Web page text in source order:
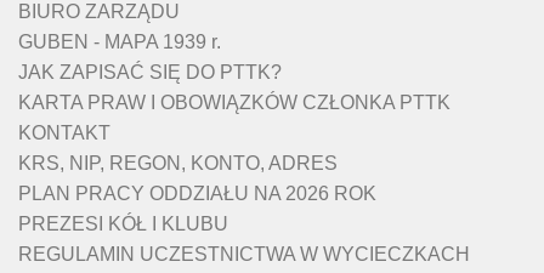
BIURO ZARZĄDU
GUBEN - MAPA 1939 r.
JAK ZAPISAĆ SIĘ DO PTTK?
KARTA PRAW I OBOWIĄZKÓW CZŁONKA PTTK
KONTAKT
KRS, NIP, REGON, KONTO, ADRES
PLAN PRACY ODDZIAŁU NA 2026 ROK
PREZESI KÓŁ I KLUBU
REGULAMIN UCZESTNICTWA W WYCIECZKACH